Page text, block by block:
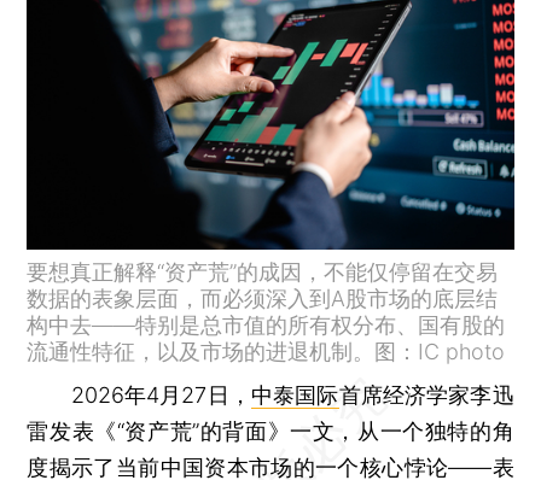
要想真正解释“资产荒”的成因，不能仅停留在交易
数据的表象层面，而必须深入到A股市场的底层结
构中去——特别是总市值的所有权分布、国有股的
流通性特征，以及市场的进退机制。图：IC photo
2026年4月27日， 中泰国际首席经济学家李迅
雷发表《“资产荒”的背面》一文，从一个独特的角
度揭示了当前中国资本市场的一个核心悖论——表